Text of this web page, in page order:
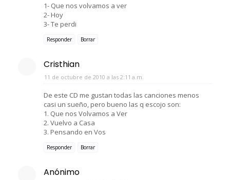
1- Que nos volvamos a ver
2- Hoy
3- Te perdi
Responder Borrar
Cristhian
11 de octubre de 2010 a las 2:11 a.m.
De este CD me gustan todas las canciones menos
casi un sueño, pero bueno las q escojo son:
1. Que nos Volvamos a Ver
2. Vuelvo a Casa
3. Pensando en Vos
Responder Borrar
Anónimo